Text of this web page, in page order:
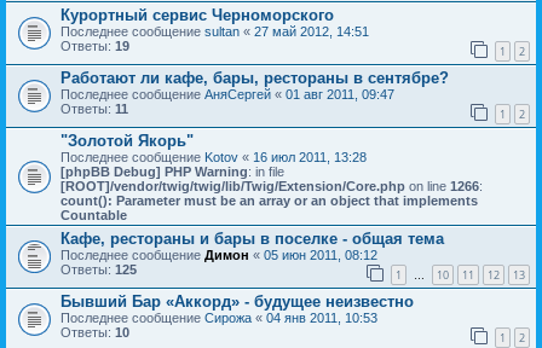
Курортный сервис Черноморского
Последнее сообщение sultan « 27 май 2012, 14:51
Ответы: 19 1 2
Работают ли кафе, бары, рестораны в сентябре?
Последнее сообщение АняСергей « 01 авг 2011, 09:47
Ответы: 11 1 2
"Золотой Якорь"
Последнее сообщение Kotov « 16 июл 2011, 13:28
[phpBB Debug] PHP Warning: in file
[ROOT]/vendor/twig/twig/lib/Twig/Extension/Core.php on line 1266:
count(): Parameter must be an array or an object that implements
Countable
Кафе, рестораны и бары в поселке - общая тема
Последнее сообщение Димон « 05 июн 2011, 08:12
Ответы: 125 1 … 10 11 12 13
Бывший Бар «Аккорд» - будущее неизвестно
Последнее сообщение Сирожа « 04 янв 2011, 10:53
Ответы: 10 1 2